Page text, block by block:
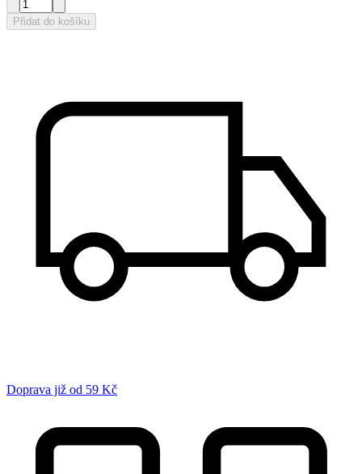
Přidat do košíku
Doprava již od 59 Kč